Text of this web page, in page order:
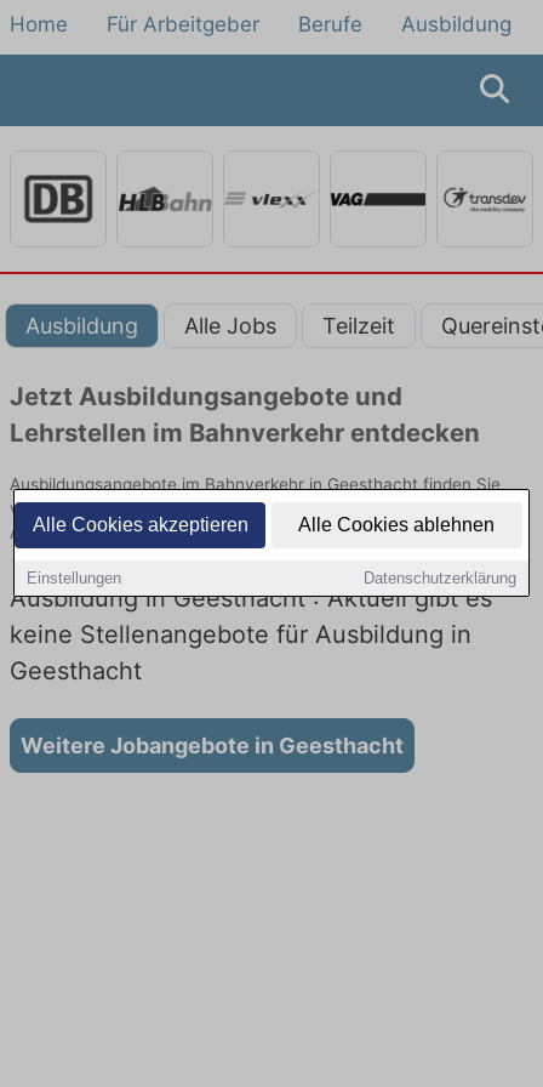
Alle Cookies akzeptieren Alle Cookies ablehnen
Einstellungen Datenschutzerklärung
Home Für Arbeitgeber Berufe Ausbildung
Ausbildung Alle Jobs Teilzeit
Jetzt Ausbildungsangebote und
Lehrstellen im Bahnverkehr entdecken
Ausbildungsangebote im Bahnverkehr in Geesthacht finden Sie
von namhaften Firmen. Entdecken Sie freie Optionen von Top-
Arbeitgebern und bewerben Sie sich noch heute.
Ausbildung in Geesthacht : Aktuell gibt es
keine Stellenangebote für Ausbildung in
Geesthacht
Weitere Jobangebote in Geesthacht